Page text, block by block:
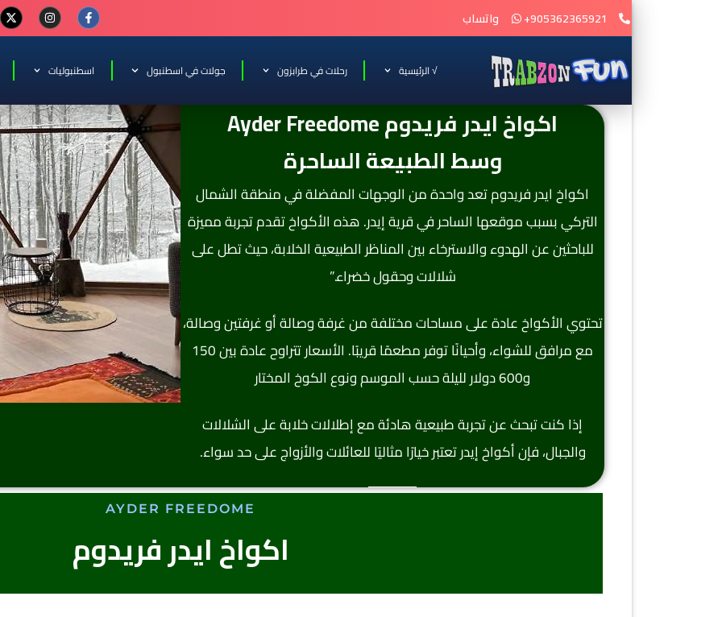
905362365921+ واتساب
√ الرئيسية رحلات في طرابزون جولات في اسطنبول اسطنبوليات
اكواخ ايدر فريدوم Ayder Freedome
وسط الطبيعة الساحرة
اكواخ ايدر فريدوم تعد واحدة من الوجهات المفضلة في منطقة الشمال
التركي بسبب موقعها الساحر في قرية إيدر. هذه الأكواخ تقدم تجربة مميزة
للباحثين عن الهدوء والاسترخاء بين المناظر الطبيعية الخلابة، حيث تطل على
شلالات وحقول خضراء.”
تحتوي الأكواخ عادة على مساحات مختلفة من غرفة وصالة أو غرفتين وصالة،
مع مرافق للشواء، وأحيانًا توفر مطعمًا قريبًا. الأسعار تتراوح عادة بين 150
و600 دولار لليلة حسب الموسم ونوع الكوخ المختار​
إذا كنت تبحث عن تجربة طبيعية هادئة مع إطلالات خلابة على الشلالات
والجبال، فإن أكواخ إيدر تعتبر خيارًا مثاليًا للعائلات والأزواج على حد سواء.
اكواخ ايدر فريدوم
AYDER FREEDOME